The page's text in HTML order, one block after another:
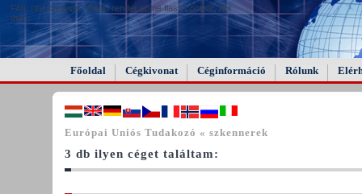
FAIL (the browser should render some flash content, not
this).
Főoldal Cégkivonat Céginformáció Rólunk
Európai Uniós Tudakozó « szkennerek
3 db ilyen céget találtam: